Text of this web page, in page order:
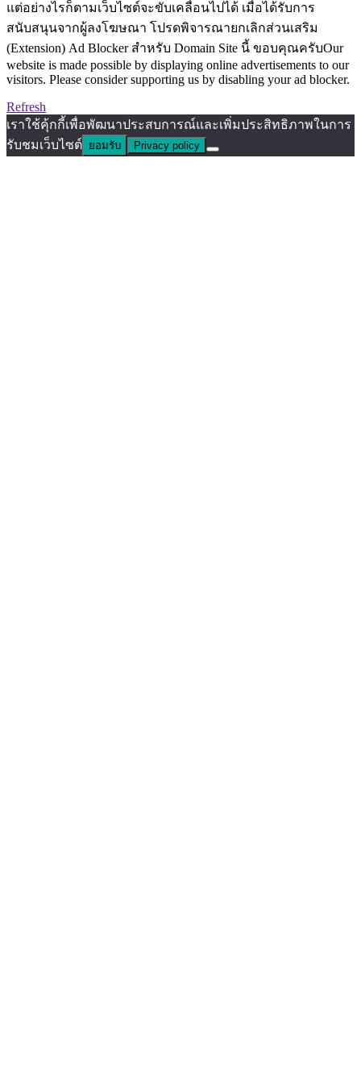
แต่อย่างไรก็ตามเว็บไซต์จะขับเคลื่อนไปได้ เมื่อได้รับการ
สนับสนุนจากผู้ลงโฆษณา โปรดพิจารณายกเลิกส่วนเสริม
(Extension) Ad Blocker สำหรับ Domain Site นี้ ขอบคุณครับOur
website is made possible by displaying online advertisements to our
visitors. Please consider supporting us by disabling your ad blocker.
Refresh
เราใช้คุ้กกี้เพื่อพัฒนาประสบการณ์และเพิ่มประสิทธิภาพในการ
รับชมเว็บไซต์ ยอมรับ Privacy policy